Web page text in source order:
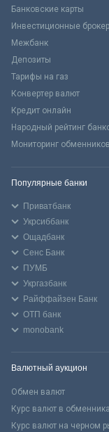
Банковские карты
Инвестиционные
Межбанк
Депозиты
Тарифы на газ
Конвертер валют
Кредит онлайн
Народный рейтинг
Мониторинг
Популярные банки
Приватбанк
Укрсиббанк
Ощадбанк
Сенс Банк
ПУМБ
Укргазбанк
Райффайзен Банк
ОТП банк
monobank
Валютный аукцион
Обмен валют
Курс валют в
Курс валют на черном